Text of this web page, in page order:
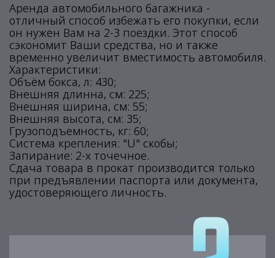
Аренда автомобильного багажника -
отличный способ избежать его покупки, если
он нужен Вам на 2-3 поездки. Этот способ
сэкономит Ваши средства, но и также
временно увеличит вместимость автомобиля.
Характеристики:
Объём бокса, л: 430;
Внешняя длинна, см: 225;
Внешняя ширина, см: 55;
Внешняя высота, см: 35;
Грузоподъемность, кг: 60;
Система крепления: "U" скобы;
Запирание: 2-х точечное.
Сдача товара в прокат производится только
при предъявлении паспорта или документа,
удостоверяющего личность.